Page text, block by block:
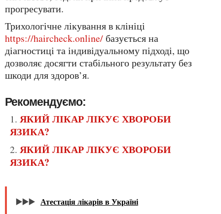
прогресувати.
Трихологічне лікування в клініці
https://haircheck.online/ базується на
діагностиці та індивідуальному підході, що
дозволяє досягти стабільного результату без
шкоди для здоров’я.
Рекомендуємо:
ЯКИЙ ЛІКАР ЛІКУЄ ХВОРОБИ
ЯЗИКА?
ЯКИЙ ЛІКАР ЛІКУЄ ХВОРОБИ
ЯЗИКА?
▶️▶️▶️ Атестація лікарів в Україні